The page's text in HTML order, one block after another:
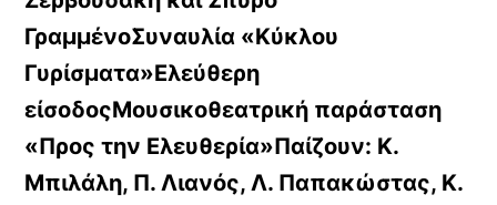
ΓραμμένοΣυναυλία «Κύκλου
Γυρίσματα»Ελεύθερη
είσοδοςΜουσικοθεατρική παράσταση
«Προς την Ελευθερία»Παίζουν: Κ.
Μπιλάλη, Π. Λιανός, Λ. Παπακώστας, Κ.